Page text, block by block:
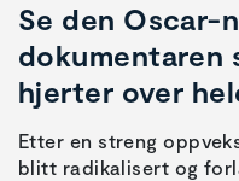
Se den Oscar-
dokumentaren
hjerter over
Etter en streng
blitt radikalisert og